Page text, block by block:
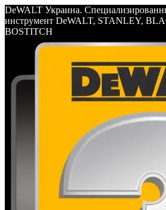
DeWALT Украина.
инструмент DeWALT, STANLEY,
BOSTITCH